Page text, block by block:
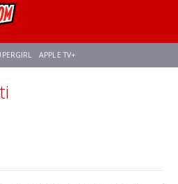
APPLE TV+